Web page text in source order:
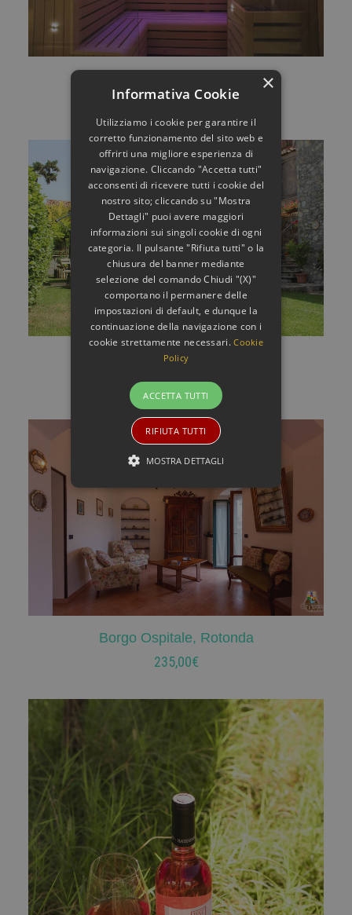
AGGIUNGI AL CARRELLO
130,00 €
AGGIUNGI AL CARRELLO
Borgo Ospitale, Rotonda
190,00€
AGGIUNGI AL CARRELLO
Borgo Ospitale, Rotonda
235,00€
×
Informativa Cookie
Utilizziamo i cookie per garantire il
corretto funzionamento del sito web e
offrirti una migliore esperienza di
navigazione. Cliccando "Accetta tutti"
acconsenti di ricevere tutti i cookie del
nostro sito; cliccando su "Mostra
Dettagli" puoi avere maggiori
informazioni sui singoli cookie di ogni
categoria. Il pulsante "Rifiuta tutti" o la
chiusura del banner mediante
selezione del comando Chiudi "(X)"
comportano il permanere delle
impostazioni di default, e dunque la
continuazione della navigazione con i
cookie strettamente necessari.Cookie
Policy
ACCETTA TUTTI
RIFIUTA TUTTI
MOSTRA DETTAGLI